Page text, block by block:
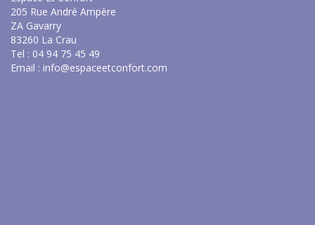
205 Rue André Ampère
ZA Gavarry
83260 La Crau
Tel : 04 94 75 45 49
Email : info@espaceetconfort.com